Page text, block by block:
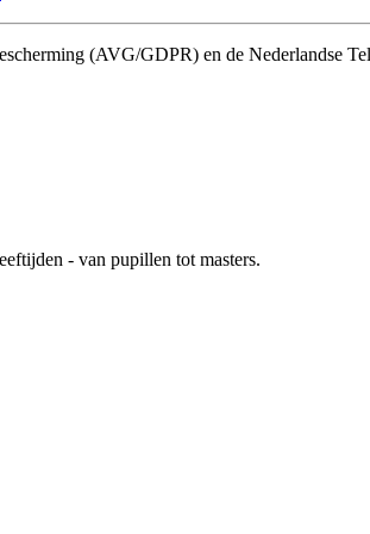
(AVG/GDPR) en de Nederlandse
- van pupillen tot masters.